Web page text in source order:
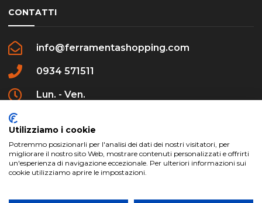
CONTATTI
info@ferramentashopping.com
0934 571511
Lun. - Ven.
Utilizziamo i cookie
Potremmo posizionarli per l'analisi dei dati dei nostri visitatori, per
migliorare il nostro sito Web, mostrare contenuti personalizzati e offrirti
un'esperienza di navigazione eccezionale. Per ulteriori informazioni sui
cookie utilizziamo aprire le impostazioni.